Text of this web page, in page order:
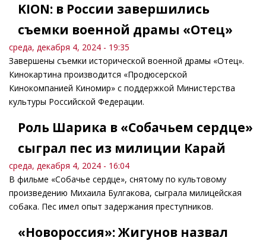
KION: в России завершились
съемки военной драмы «Отец»
среда, декабря 4, 2024 - 19:35
Завершены съемки исторической военной драмы «Отец».
Кинокартина производится «Продюсерской
Кинокомпанией Киномир» с поддержкой Министерства
культуры Российской Федерации.
Роль Шарика в «Собачьем сердце»
сыграл пес из милиции Карай
среда, декабря 4, 2024 - 16:04
В фильме «Собачье сердце», снятому по культовому
произведению Михаила Булгакова, сыграла милицейская
собака. Пес имел опыт задержания преступников.
«Новороссия»: Жигунов назвал